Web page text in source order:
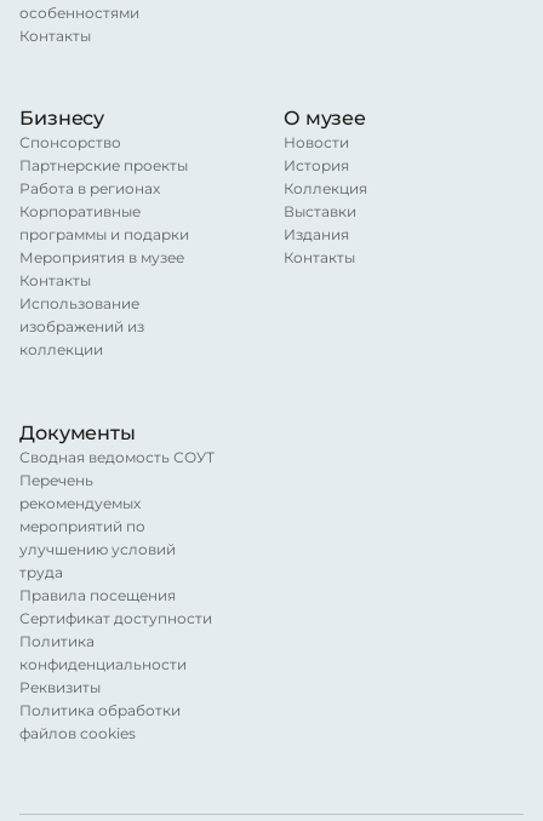
особенностями
Контакты
Бизнесу
Спонсорство
Партнерские проекты
Работа в регионах
Корпоративные
программы и подарки
Мероприятия в музее
Контакты
Использование
изображений из
коллекции
О музее
Новости
История
Коллекция
Выставки
Издания
Контакты
Документы
Сводная ведомость СОУТ
Перечень
рекомендуемых
мероприятий по
улучшению условий
труда
Правила посещения
Сертификат доступности
Политика
конфиденциальности
Реквизиты
Политика обработки
файлов cookies